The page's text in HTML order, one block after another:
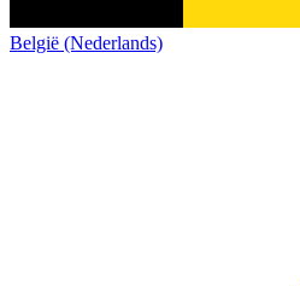
België (Nederlands)